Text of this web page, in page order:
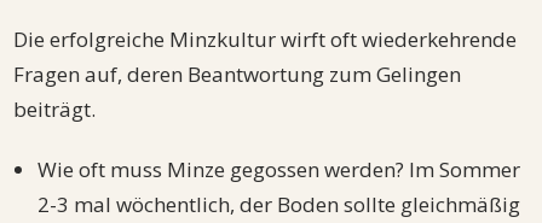
Die erfolgreiche Minzkultur wirft oft wiederkehrende
Fragen auf, deren Beantwortung zum Gelingen
beiträgt.
Wie oft muss Minze gegossen werden? Im Sommer
2-3 mal wöchentlich, der Boden sollte gleichmäßig